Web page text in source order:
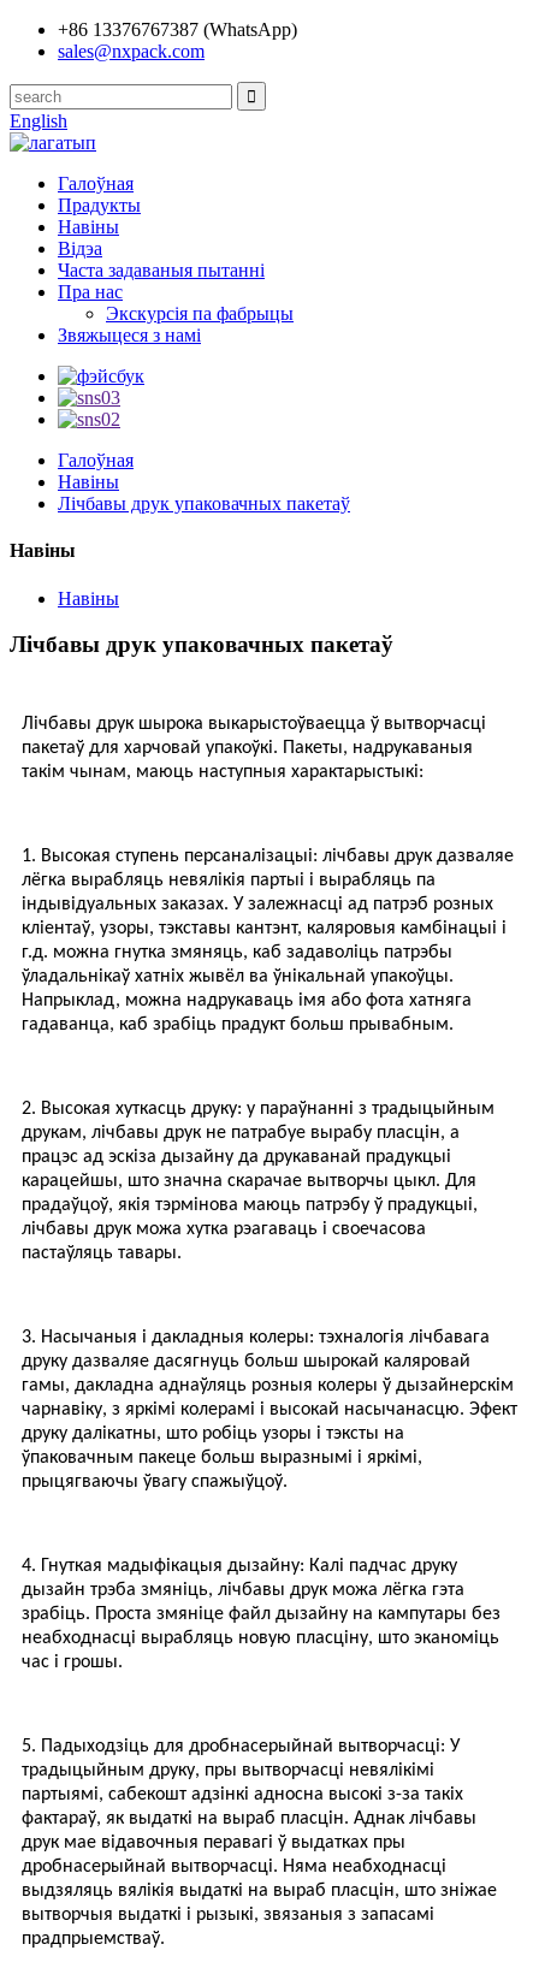
+86 13376767387 (WhatsApp)
sales@nxpack.com
English
Галоўная
Прадукты
Навіны
Відэа
Часта задаваныя пытанні
Пра нас
Экскурсія па фабрыцы
Звяжыцеся з намі
Галоўная
Навіны
Лічбавы друк упаковачных пакетаў
Навіны
Навіны
Лічбавы друк упаковачных пакетаў
Лічбавы друк шырока выкарыстоўваецца ў вытворчасці
пакетаў для харчовай упакоўкі. Пакеты, надрукаваныя
такім чынам, маюць наступныя характарыстыкі:
1. Высокая ступень персаналізацыі: лічбавы друк дазваляе
лёгка вырабляць невялікія партыі і вырабляць па
індывідуальных заказах. У залежнасці ад патрэб розных
кліентаў, узоры, тэкставы кантэнт, каляровыя камбінацыі і
г.д. можна гнутка змяняць, каб задаволіць патрэбы
ўладальнікаў хатніх жывёл ва ўнікальнай упакоўцы.
Напрыклад, можна надрукаваць імя або фота хатняга
гадаванца, каб зрабіць прадукт больш прывабным.
2. Высокая хуткасць друку: у параўнанні з традыцыйным
друкам, лічбавы друк не патрабуе вырабу пласцін, а
працэс ад эскіза дызайну да друкаванай прадукцыі
карацейшы, што значна скарачае вытворчы цыкл. Для
прадаўцоў, якія тэрмінова маюць патрэбу ў прадукцыі,
лічбавы друк можа хутка рэагаваць і своечасова
пастаўляць тавары.
3. Насычаныя і дакладныя колеры: тэхналогія лічбавага
друку дазваляе дасягнуць больш шырокай каляровай
гамы, дакладна аднаўляць розныя колеры ў дызайнерскім
чарнавіку, з яркімі колерамі і высокай насычанасцю. Эфект
друку далікатны, што робіць узоры і тэксты на
ўпаковачным пакеце больш выразнымі і яркімі,
прыцягваючы ўвагу спажыўцоў.
4. Гнуткая мадыфікацыя дызайну: Калі падчас друку
дызайн трэба змяніць, лічбавы друк можа лёгка гэта
зрабіць. Проста змяніце файл дызайну на кампутары без
неабходнасці вырабляць новую пласціну, што эканоміць
час і грошы.
5. Падыходзіць для дробнасерыйнай вытворчасці: У
традыцыйным друку, пры вытворчасці невялікімі
партыямі, сабекошт адзінкі адносна высокі з-за такіх
фактараў, як выдаткі на выраб пласцін. Аднак лічбавы
друк мае відавочныя перавагі ў выдатках пры
дробнасерыйнай вытворчасці. Няма неабходнасці
выдзяляць вялікія выдаткі на выраб пласцін, што зніжае
вытворчыя выдаткі і рызыкі, звязаныя з запасамі
прадпрыемстваў.